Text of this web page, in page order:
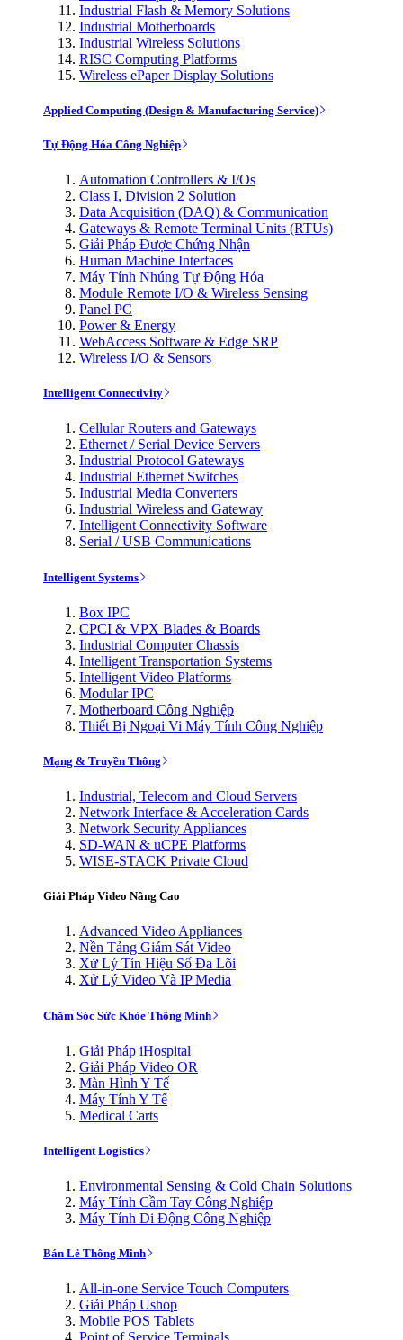
Industrial Flash & Memory Solutions
Industrial Motherboards
Industrial Wireless Solutions
RISC Computing Platforms
Wireless ePaper Display Solutions
Applied Computing (Design & Manufacturing Service)
Tự Động Hóa Công Nghiệp
Automation Controllers & I/Os
Class I, Division 2 Solution
Data Acquisition (DAQ) & Communication
Gateways & Remote Terminal Units (RTUs)
Giải Pháp Được Chứng Nhận
Human Machine Interfaces
Máy Tính Nhúng Tự Động Hóa
Module Remote I/O & Wireless Sensing
Panel PC
Power & Energy
WebAccess Software & Edge SRP
Wireless I/O & Sensors
Intelligent Connectivity
Cellular Routers and Gateways
Ethernet / Serial Device Servers
Industrial Protocol Gateways
Industrial Ethernet Switches
Industrial Media Converters
Industrial Wireless and Gateway
Intelligent Connectivity Software
Serial / USB Communications
Intelligent Systems
Box IPC
CPCI & VPX Blades & Boards
Industrial Computer Chassis
Intelligent Transportation Systems
Intelligent Video Platforms
Modular IPC
Motherboard Công Nghiệp
Thiết Bị Ngoại Vi Máy Tính Công Nghiệp
Mạng & Truyền Thông
Industrial, Telecom and Cloud Servers
Network Interface & Acceleration Cards
Network Security Appliances
SD-WAN & uCPE Platforms
WISE-STACK Private Cloud
Giải Pháp Video Nâng Cao
Advanced Video Appliances
Nền Tảng Giám Sát Video
Xử Lý Tín Hiệu Số Đa Lõi
Xử Lý Video Và IP Media
Chăm Sóc Sức Khỏe Thông Minh
Giải Pháp iHospital
Giải Pháp Video OR
Màn Hình Y Tế
Máy Tính Y Tế
Medical Carts
Intelligent Logistics
Environmental Sensing & Cold Chain Solutions
Máy Tính Cầm Tay Công Nghiệp
Máy Tính Di Động Công Nghiệp
Bán Lẻ Thông Minh
All-in-one Service Touch Computers
Giải Pháp Ushop
Mobile POS Tablets